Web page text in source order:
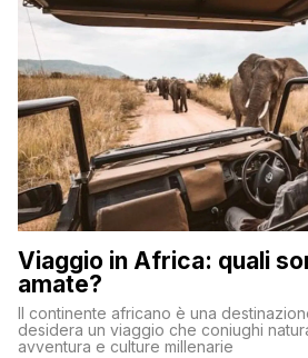
Viaggio in Africa: quali
amate?
Il continente africano è una
desidera un viaggio che coniughi
avventura e culture millenarie